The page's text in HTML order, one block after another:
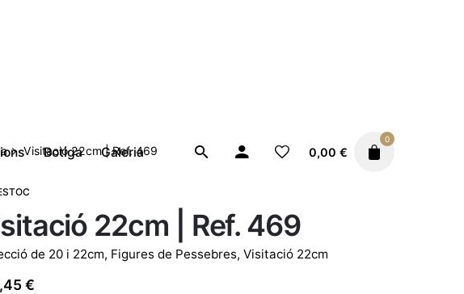
Botiga Galeria 0,00€
0
Visitació 22cm | Ref. 469
22cm | Ref. 469
de 20 i 22cm, Figures de Pessebres, Visitació 22cm
€